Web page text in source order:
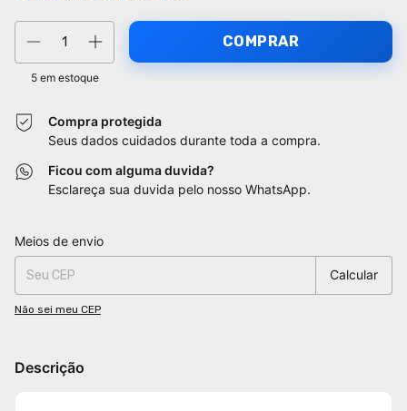
5em estoque
Compra protegida
Seus dados cuidados durante toda a compra.
Ficou com alguma duvida?
Esclareça sua duvida pelo nosso WhatsApp.
Entregas para o CEP:
Meios de envio
Calcular
Não sei meu CEP
Descrição